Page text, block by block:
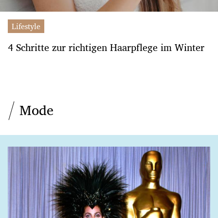
Lifestyle
4 Schritte zur richtigen Haarpflege im Winter
Mode